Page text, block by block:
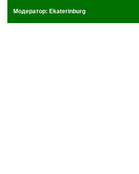
Модератор: Ekaterinburg